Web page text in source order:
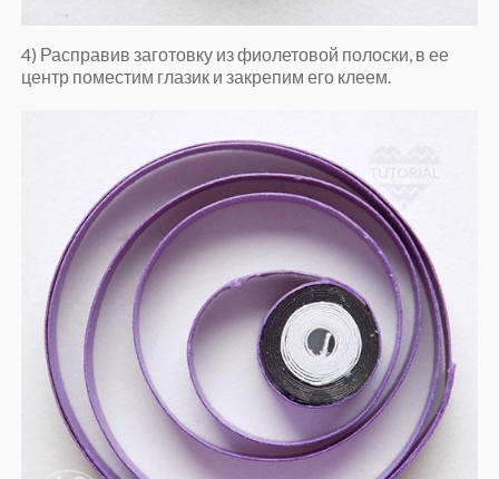
4) Расправив заготовку из фиолетовой полоски, в ее
центр поместим глазик и закрепим его клеем.